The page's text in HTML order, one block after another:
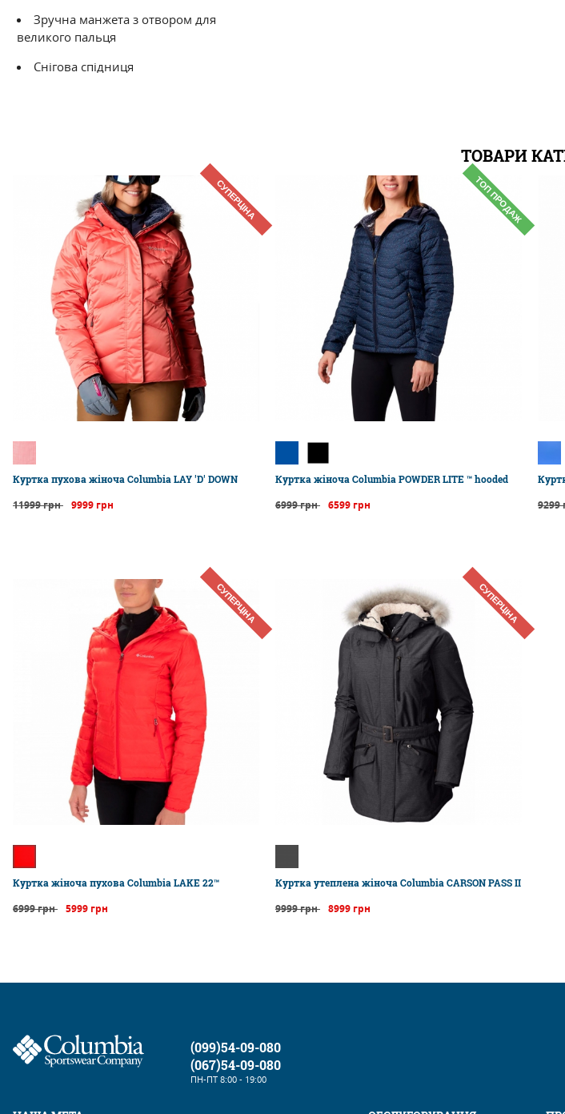
Зручна манжета з отвором для
великого пальця
Снігова спідниця
ТОВАРИ
СУПЕРЦІНА
Куртка пухова жіноча Columbia LAY 'D' DOWN
11999 грн 9999 грн
ТОП ПРОДАЖ
Куртка жіноча Columbia POWDER LITE ™ hooded
6999 грн 6599 грн 9299
СУПЕРЦІНА
Куртка жіноча пухова Columbia LAKE 22™
6999 грн 5999 грн
СУПЕРЦІНА
Куртка утеплена жіноча Columbia CARSON PASS II
9999 грн 8999 грн
(099)54-09-080
(067)54-09-080
ПН-ПТ 8:00 - 19:00